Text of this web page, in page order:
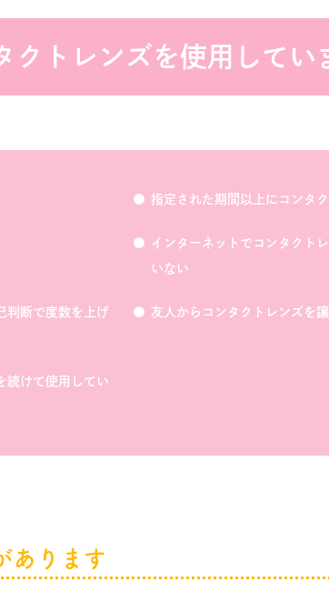
クトレンズを使用してい
指定された期間以上にコンタ
インターネットでコンタクト
いない
判断で度数を上げ
友人からコンタクトレンズを
続けて使用してい
あります